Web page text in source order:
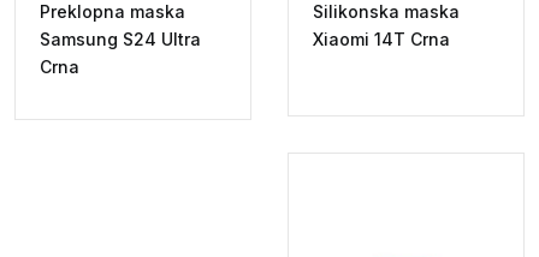
Preklopna maska
Samsung S24 Ultra
Crna
Silikonska maska
Xiaomi 14T Crna